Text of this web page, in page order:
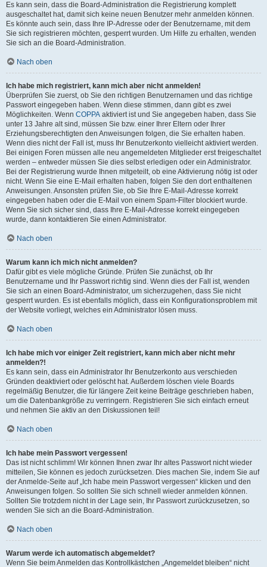
Es kann sein, dass die Board-Administration die Registrierung komplett
ausgeschaltet hat, damit sich keine neuen Benutzer mehr anmelden können.
Es könnte auch sein, dass Ihre IP-Adresse oder der Benutzername, mit dem
Sie sich registrieren möchten, gesperrt wurden. Um Hilfe zu erhalten, wenden
Sie sich an die Board-Administration.
Nach oben
Ich habe mich registriert, kann mich aber nicht anmelden!
Überprüfen Sie zuerst, ob Sie den richtigen Benutzernamen und das richtige
Passwort eingegeben haben. Wenn diese stimmen, dann gibt es zwei
Möglichkeiten. Wenn COPPA aktiviert ist und Sie angegeben haben, dass Sie
unter 13 Jahre alt sind, müssen Sie bzw. einer Ihrer Eltern oder Ihrer
Erziehungsberechtigten den Anweisungen folgen, die Sie erhalten haben.
Wenn dies nicht der Fall ist, muss Ihr Benutzerkonto vielleicht aktiviert werden.
Bei einigen Foren müssen alle neu angemeldeten Mitglieder erst freigeschaltet
werden – entweder müssen Sie dies selbst erledigen oder ein Administrator.
Bei der Registrierung wurde Ihnen mitgeteilt, ob eine Aktivierung nötig ist oder
nicht. Wenn Sie eine E-Mail erhalten haben, folgen Sie den dort enthaltenen
Anweisungen. Ansonsten prüfen Sie, ob Sie Ihre E-Mail-Adresse korrekt
eingegeben haben oder die E-Mail von einem Spam-Filter blockiert wurde.
Wenn Sie sich sicher sind, dass Ihre E-Mail-Adresse korrekt eingegeben
wurde, dann kontaktieren Sie einen Administrator.
Nach oben
Warum kann ich mich nicht anmelden?
Dafür gibt es viele mögliche Gründe. Prüfen Sie zunächst, ob Ihr
Benutzername und Ihr Passwort richtig sind. Wenn dies der Fall ist, wenden
Sie sich an einen Board-Administrator, um sicherzugehen, dass Sie nicht
gesperrt wurden. Es ist ebenfalls möglich, dass ein Konfigurationsproblem mit
der Website vorliegt, welches ein Administrator lösen muss.
Nach oben
Ich habe mich vor einiger Zeit registriert, kann mich aber nicht mehr
anmelden?!
Es kann sein, dass ein Administrator Ihr Benutzerkonto aus verschieden
Gründen deaktiviert oder gelöscht hat. Außerdem löschen viele Boards
regelmäßig Benutzer, die für längere Zeit keine Beiträge geschrieben haben,
um die Datenbankgröße zu verringern. Registrieren Sie sich einfach erneut
und nehmen Sie aktiv an den Diskussionen teil!
Nach oben
Ich habe mein Passwort vergessen!
Das ist nicht schlimm! Wir können Ihnen zwar Ihr altes Passwort nicht wieder
mitteilen, Sie können es jedoch zurücksetzen. Dies machen Sie, indem Sie auf
der Anmelde-Seite auf „Ich habe mein Passwort vergessen“ klicken und den
Anweisungen folgen. So sollten Sie sich schnell wieder anmelden können.
Sollten Sie trotzdem nicht in der Lage sein, Ihr Passwort zurückzusetzen, so
wenden Sie sich an die Board-Administration.
Nach oben
Warum werde ich automatisch abgemeldet?
Wenn Sie beim Anmelden das Kontrollkästchen „Angemeldet bleiben“ nicht